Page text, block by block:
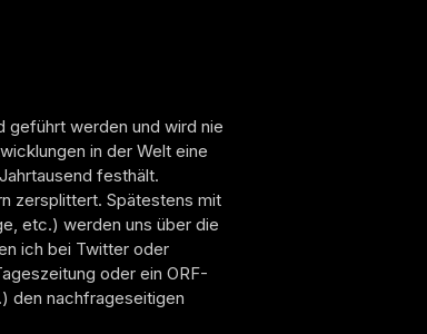
geführt werden und wird nie
in der Welt eine
festhält.
zersplittert. Spätestens mit
etc.) werden uns über die
ich bei Twitter oder
oder ein ORF-
den nachfrageseitigen